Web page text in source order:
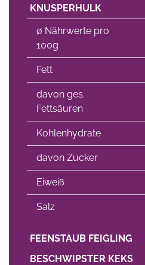
KNUSPERHULK
∅ Nährwerte pro
100g
Fett
davon ges.
Fettsäuren
Kohlenhydrate
davon Zucker
Eiweiß
Salz
FEENSTAUB FEIGLING
BESCHWIPSTER KEKS